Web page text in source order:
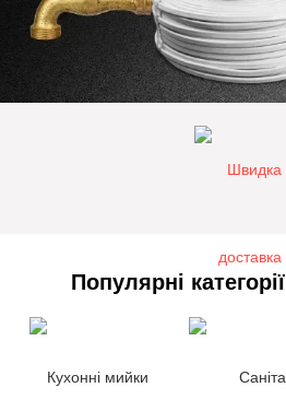
Популярні категорії